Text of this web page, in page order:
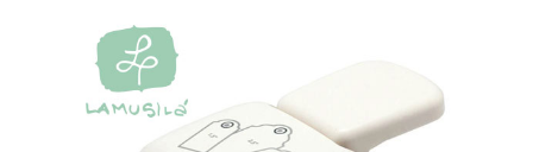
Mi cuenta
Preguntas Frecuentes